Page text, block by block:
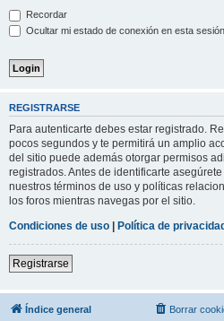
Recordar
Ocultar mi estado de conexión en esta sesión
REGISTRARSE
Para autenticarte debes estar registrado.
pocos segundos y te permitirá un amplio
del sitio puede además otorgar permisos
registrados. Antes de identificarte
nuestros términos de uso y políticas
los foros mientras navegas por el sitio.
Condiciones de uso | Política de
Registrarse
Índice general Borrar